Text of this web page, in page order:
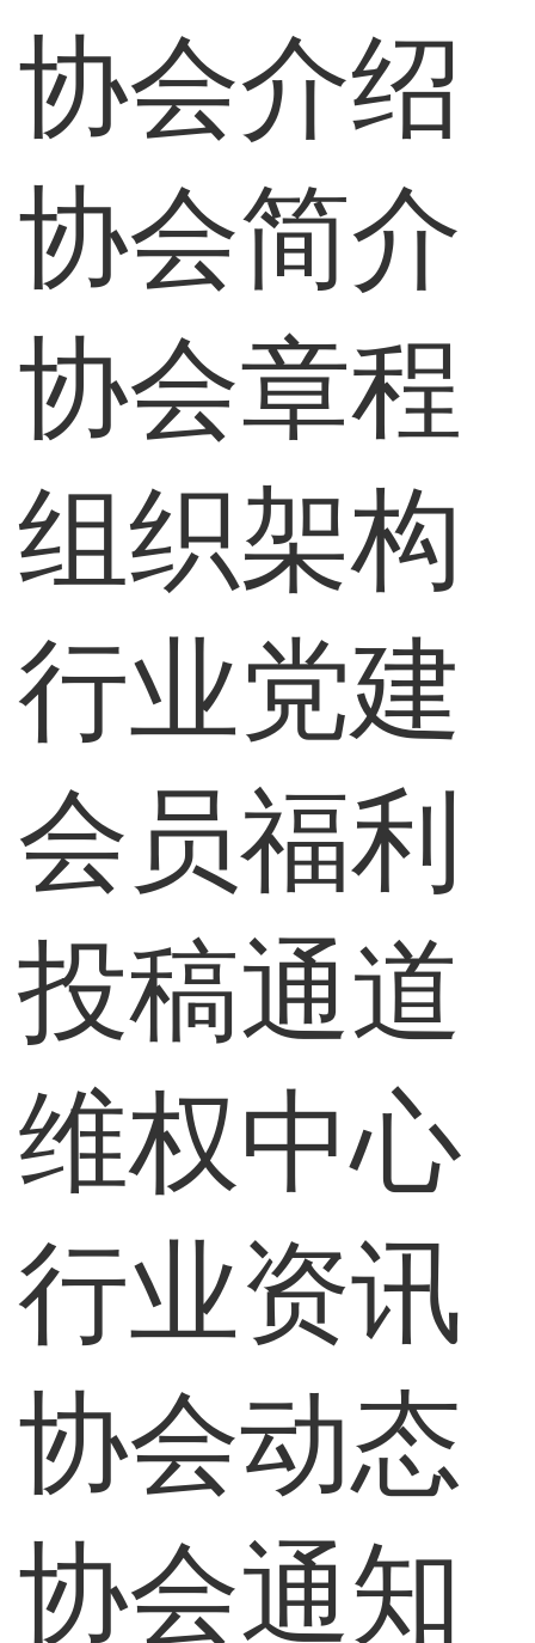
协会介绍
协会简介
协会章程
组织架构
行业党建
会员福利
投稿通道
维权中心
行业资讯
协会动态
协会通知